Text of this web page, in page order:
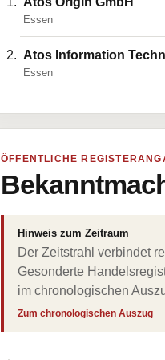
Essen
Atos Information
Essen
ÖFFENTLICHE
Hinweis zum Zeitraum
Der Zeitstrahl verbindet
Gesonderte
im chronologischen
Zum chronologischen Auszug